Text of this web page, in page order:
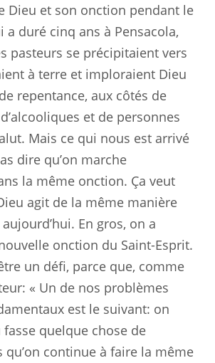
Dieu et son onction pendant le
a duré cinq ans à Pensacola,
pasteurs se précipitaient vers
à terre et imploraient Dieu
repentance, aux côtés de
et de personnes
Mais ce qui nous est arrivé
dire qu’on marche
la même onction. Ça veut
agit de la même manière
En gros, on a
onction du Saint-Esprit.
un défi, parce que, comme
« Un de nos problèmes
est le suivant: on
quelque chose de
qu’on continue à faire la même